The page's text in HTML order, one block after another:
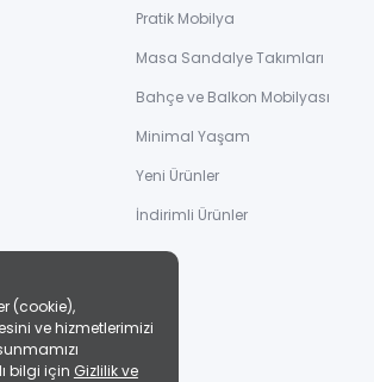
Pratik Mobilya
Masa Sandalye Takımları
Bahçe ve Balkon Mobilyası
Minimal Yaşam
Yeni Ürünler
İndirimli Ürünler
(cookie),
ve hizmetlerimizi
bilgi için Gizlilik ve